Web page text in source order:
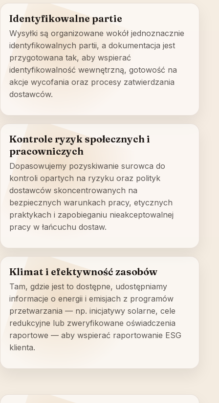
Identyfikowalne partie
Wysyłki są organizowane wokół jednoznacznie
identyfikowalnych partii, a dokumentacja jest
przygotowana tak, aby wspierać
identyfikowalność wewnętrzną, gotowość na
akcje wycofania oraz procesy zatwierdzania
dostawców.
Kontrole ryzyk społecznych i
pracowniczych
Dopasowujemy pozyskiwanie surowca do
kontroli opartych na ryzyku oraz polityk
dostawców skoncentrowanych na
bezpiecznych warunkach pracy, etycznych
praktykach i zapobieganiu nieakceptowalnej
pracy w łańcuchu dostaw.
Klimat i efektywność zasobów
Tam, gdzie jest to dostępne, udostępniamy
informacje o energii i emisjach z programów
przetwarzania — np. inicjatywy solarne, cele
redukcyjne lub zweryfikowane oświadczenia
raportowe — aby wspierać raportowanie ESG
klienta.